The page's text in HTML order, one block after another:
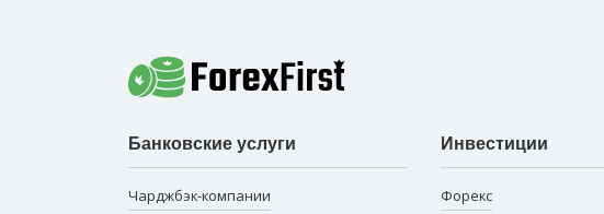
Банковские услуги
Чарджбэк-компании
Инвестиции
Форекс